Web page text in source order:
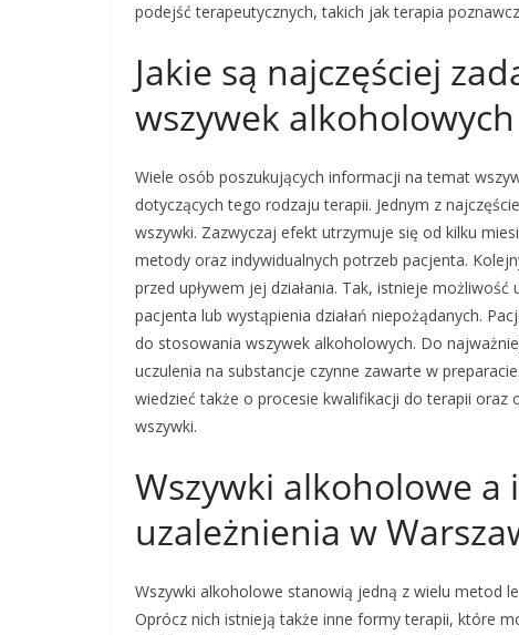
podejść terapeutycznych, takich jak terapia
Jakie są najczęściej
wszywek
Wiele osób poszukujących informacji na temat
dotyczących tego rodzaju terapii. Jednym z
wszywki. Zazwyczaj efekt utrzymuje się od kilku
metody oraz indywidualnych potrzeb pacjenta.
przed upływem jej działania. Tak, istnieje
pacjenta lub wystąpienia działań niepożądanych.
do stosowania wszywek alkoholowych. Do
uczulenia na substancje czynne zawarte w
wiedzieć także o procesie kwalifikacji do terapii oraz
wszywki.
Wszywki alkoholowe
uzależnienia w
Wszywki alkoholowe stanowią jedną z wielu metod
Oprócz nich istnieją także inne formy terapii, które